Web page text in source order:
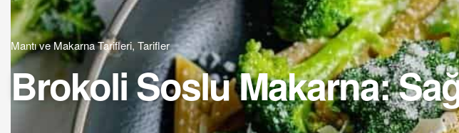
Mantı ve Makarna Tarifleri, Tarifler
Brokoli Soslu Makarna: